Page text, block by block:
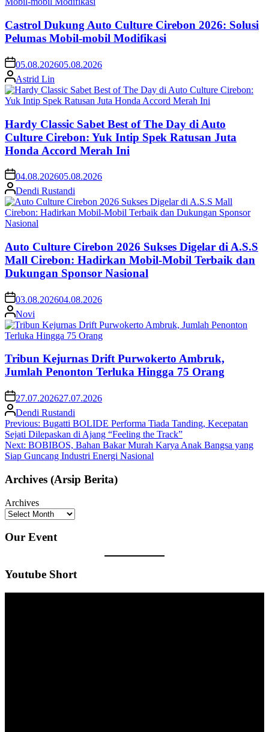
Castrol Dukung Auto Culture Cirebon 2026: Solusi
Pelumas Mobil-mobil Modifikasi
05.08.202605.08.2026
Astrid Lin
Hardy Classic Sabet Best of The Day di Auto
Culture Cirebon: Yuk Intip Spek Ratusan Juta
Honda Accord Merah Ini
04.08.202605.08.2026
Dendi Rustandi
Auto Culture Cirebon 2026 Sukses Digelar di A.S.S
Mall Cirebon: Hadirkan Mobil-Mobil Terbaik dan
Dukungan Sponsor Nasional
03.08.202604.08.2026
Novi
Tribun Kejurnas Drift Purwokerto Ambruk,
Jumlah Penonton Terluka Hingga 75 Orang
27.07.202627.07.2026
Dendi Rustandi
Post
navigation
Previous: Bugatti BOLIDE Performa Tiada Tanding, Kecepatan
Sejati Dilepaskan di Ajang “Feeling the Track”
Next: BOBIBOS, Bahan Bakar Murah Karya Anak Bangsa yang
Siap Guncang Industri Energi Nasional
Archives (Arsip Berita)
Archives
Our Event
Youtube Short